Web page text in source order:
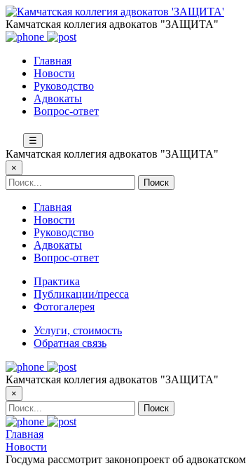
Камчатская коллегия адвокатов "ЗАЩИТА"
Главная
Новости
Руководство
Адвокаты
Вопрос-ответ
☰
Камчатская коллегия адвокатов "ЗАЩИТА"
×
Главная
Новости
Руководство
Адвокаты
Вопрос-ответ
Практика
Публикации/пресса
Фотогалерея
Услуги, стоимость
Обратная связь
Камчатская коллегия адвокатов "ЗАЩИТА"
×
Главная
Новости
Госдума рассмотрит законопроект об